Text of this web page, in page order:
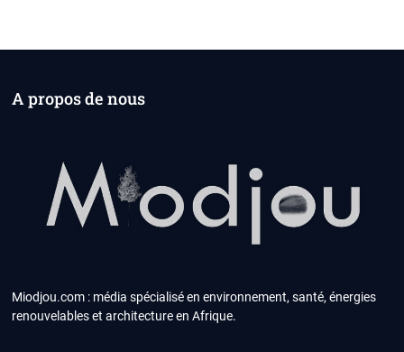
A propos de nous
Miodjou.com : média spécialisé en environnement, santé, énergies
renouvelables et architecture en Afrique.